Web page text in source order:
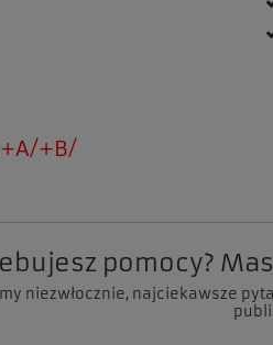
+B/
pomocy?
niezwłocznie, najciekawsze